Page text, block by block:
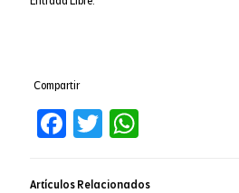
Compartir
Facebook
TwitterWhatsApp
Artículos Relacionados